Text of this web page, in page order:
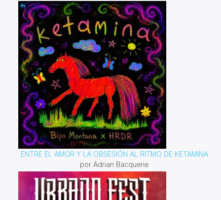
ENTRE EL AMOR Y LA OBSESIÓN AL RITMO DE KETAMINA
por Adrian Bacquerie